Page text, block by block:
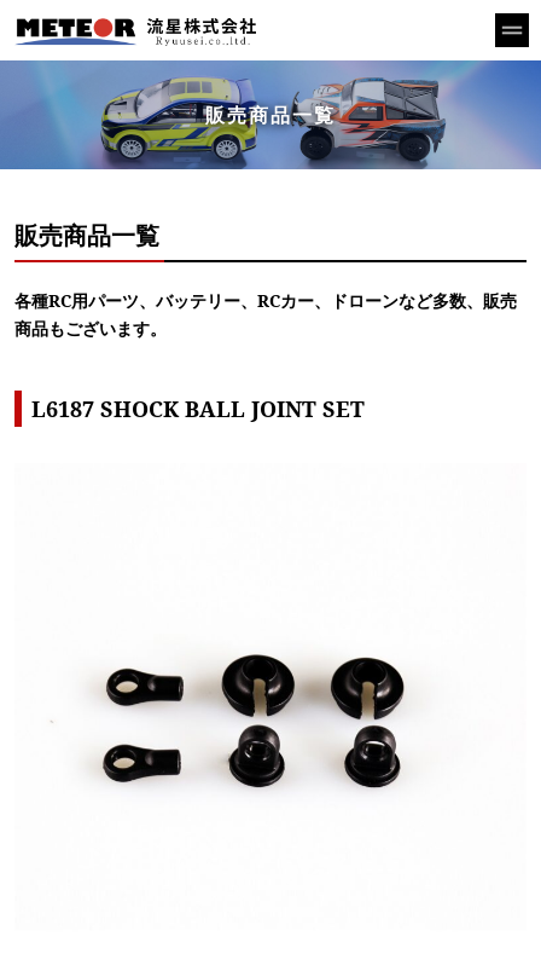
販売商品一覧
販売商品一覧
各種RC用パーツ、バッテリー、RCカー、ドローンなど多数、販売
商品もございます。
L6187 SHOCK BALL JOINT SET